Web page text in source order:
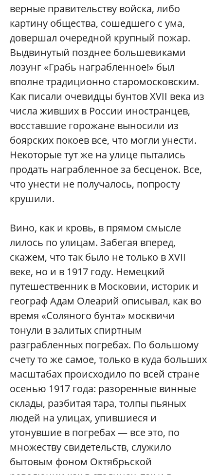
верные правительству войска, либо
картину общества, сошедшего с ума,
довершал очередной крупный пожар.
Выдвинутый позднее большевиками
лозунг «Грабь награбленное!» был
вполне традиционно старомосковским.
Как писали очевидцы бунтов XVII века из
числа живших в России иностранцев,
восставшие горожане выносили из
боярских покоев все, что могли унести.
Некоторые тут же на улице пытались
продать награбленное за бесценок. Все,
что унести не получалось, попросту
крушили.
Вино, как и кровь, в прямом смысле
лилось по улицам. Забегая вперед,
скажем, что так было не только в XVII
веке, но и в 1917 году. Немецкий
путешественник в Московии, историк и
географ Адам Олеарий описывал, как во
время «Соляного бунта» москвичи
тонули в залитых спиртным
разграбленных погребах. По большому
счету то же самое, только в куда больших
масштабах происходило по всей стране
осенью 1917 года: разоренные винные
склады, разбитая тара, толпы пьяных
людей на улицах, упившиеся и
утонувшие в погребах — все это, по
множеству свидетельств, служило
бытовым фоном Октябрьской